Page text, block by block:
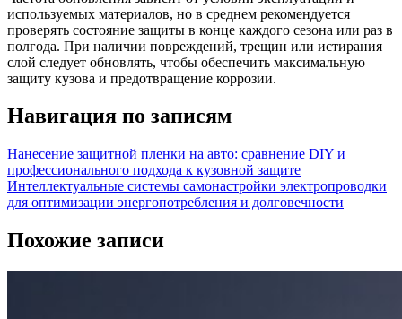
используемых материалов, но в среднем рекомендуется
проверять состояние защиты в конце каждого сезона или раз в
полгода. При наличии повреждений, трещин или истирания
слой следует обновлять, чтобы обеспечить максимальную
защиту кузова и предотвращение коррозии.
Навигация по записям
Нанесение защитной пленки на авто: сравнение DIY и
профессионального подхода к кузовной защите
Интеллектуальные системы самонастройки электропроводки
для оптимизации энергопотребления и долговечности
Похожие записи